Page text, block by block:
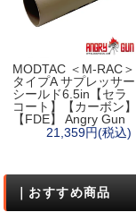
MODTAC ＜M-RAC＞
タイプA サプレッサー
シールド6.5in【セラ
コート】【カーボン】
【FDE】 Angry Gun
21,359円(税込)
｜おすすめ商品